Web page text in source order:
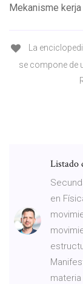
Mekanisme
La
se compone de
Listado
en
materia